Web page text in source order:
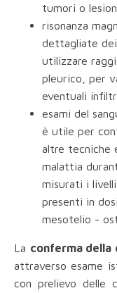
tumori o
risonanza
dettagliate
utilizzare
pleurico, per
eventuali
esami del
è utile per
altre tecniche
malattia
misurati i
presenti in
mesotelio -
La conferma della
attraverso esame
con prelievo delle